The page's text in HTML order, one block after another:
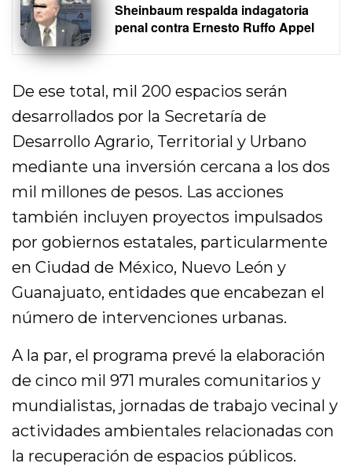
Sheinbaum respalda indagatoria
penal contra Ernesto Ruffo Appel
De ese total, mil 200 espacios serán
desarrollados por la Secretaría de
Desarrollo Agrario, Territorial y Urbano
mediante una inversión cercana a los dos
mil millones de pesos. Las acciones
también incluyen proyectos impulsados
por gobiernos estatales, particularmente
en Ciudad de México, Nuevo León y
Guanajuato, entidades que encabezan el
número de intervenciones urbanas.
A la par, el programa prevé la elaboración
de cinco mil 971 murales comunitarios y
mundialistas, jornadas de trabajo vecinal y
actividades ambientales relacionadas con
la recuperación de espacios públicos.